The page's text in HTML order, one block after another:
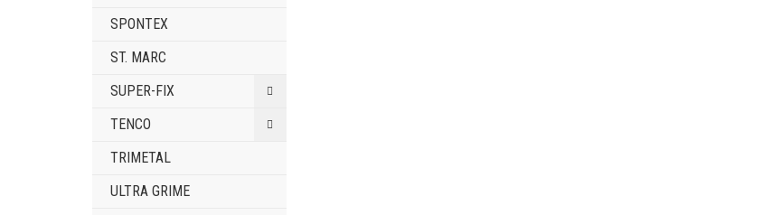
SPONTEX
ST. MARC
SUPER-FIX
TENCO
TRIMETAL
ULTRA GRIME